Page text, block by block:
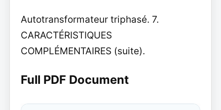
Autotransformateur triphasé. 7.
CARACTÉRISTIQUES
COMPLÉMENTAIRES (suite).
Full PDF Document